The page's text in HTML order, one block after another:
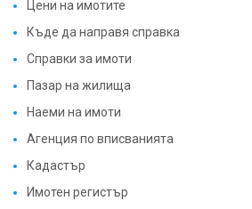
Цени на имотите
Къде да направя справка
Справки за имоти
Пазар на жилища
Наеми на имоти
Агенция по вписванията
Кадастър
Имотен регистър